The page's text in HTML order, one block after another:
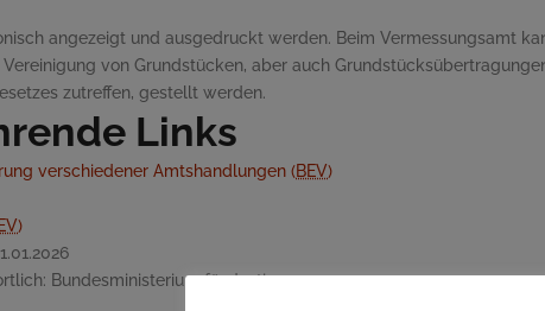
angezeigt und ausgedruckt werden. Beim Vermessungsamt
von Grundstücken, aber auch
zutreffen, gestellt werden.
Links
verschiedener Amtshandlungen (BEV)
)
Bundesministerium für Justiz